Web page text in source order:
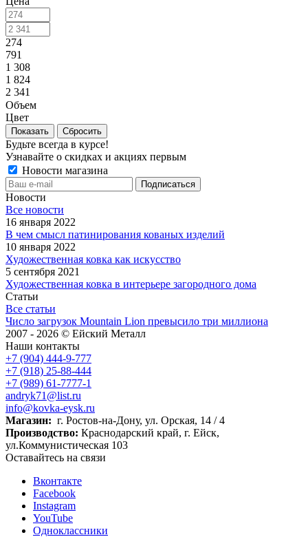
274
791
1 308
1 824
2 341
Объем
Цвет
Сбросить
Будьте всегда в курсе!
Узнавайте о скидках и акциях первым
Новости магазина
Новости
Все новости
16 января 2022
В чем смысл патинирования кованых изделий
10 января 2022
Художественная ковка как искусство
5 сентября 2021
Художественная ковка в интерьере загородного дома
Статьи
Все статьи
Число загрузок Mountain Lion превысило три миллиона
2007 - 2026 © Ейский Металл
Наши контакты
+7 (904) 444-9-777
+7 (918) 25-88-444
+7 (989) 61-7777-1
andryk71@list.ru
info@kovka-eysk.ru
Магазин: г. Ростов-на-Дону, ул. Орская, 14 / 4
Производство: Краснодарский край, г. Ейск,
ул.Коммунистическая 103
Оставайтесь на связи
Вконтакте
Facebook
Instagram
YouTube
Одноклассники